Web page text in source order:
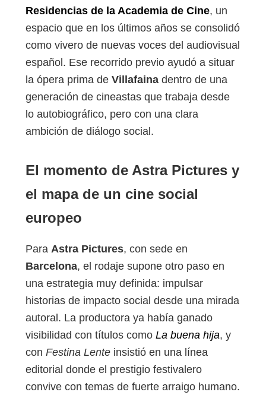
Residencias de la Academia de Cine, un
espacio que en los últimos años se consolidó
como vivero de nuevas voces del audiovisual
español. Ese recorrido previo ayudó a situar
la ópera prima de Villafaina dentro de una
generación de cineastas que trabaja desde
lo autobiográfico, pero con una clara
ambición de diálogo social.
El momento de Astra Pictures y
el mapa de un cine social
europeo
Para Astra Pictures, con sede en
Barcelona, el rodaje supone otro paso en
una estrategia muy definida: impulsar
historias de impacto social desde una mirada
autoral. La productora ya había ganado
visibilidad con títulos como La buena hija, y
con Festina Lente insistió en una línea
editorial donde el prestigio festivalero
convive con temas de fuerte arraigo humano.